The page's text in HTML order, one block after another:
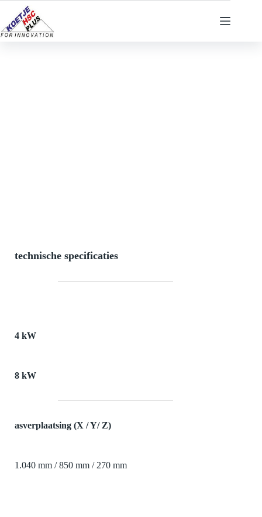
de
inhoud
technische specificaties
4 kW
8 kW
asverplaatsing (X / Y/ Z)
1.040 mm / 850 mm / 270 mm